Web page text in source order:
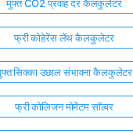
मुफ्त CO2 प्रवाह दर कैलकुलेटर
फ्री कोहेरेंस लेंथ कैलकुलेटर
सिक्का उछाल संभावना कैलकुलेटर
फ्री कोलिजन मोमेंटम सॉल्वर